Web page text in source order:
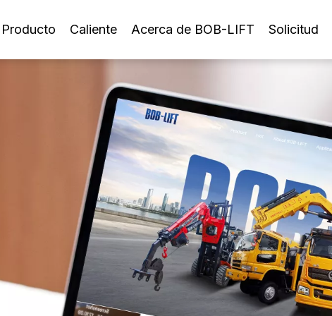
Producto Caliente Acerca de BOB-LIFT Solicitud